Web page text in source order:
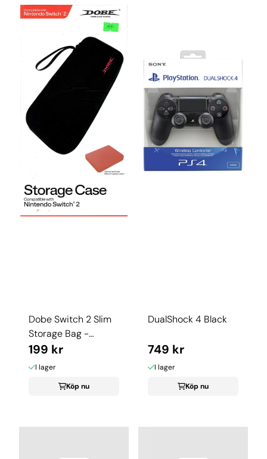
Dobe Switch 2 Slim
Storage Bag -
Nintendo Switch ...
199 kr
I lager
Köp nu
DualShock 4 Black
749 kr
I lager
Köp nu